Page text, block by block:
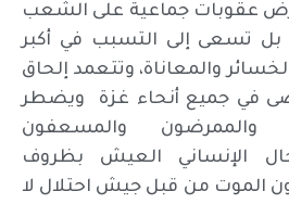
عقوبات جماعية على الشعب
تسعى إلى التسبب في أكبر
والمعاناة، وتتعمد إلحاق
في جميع أنحاء غزة ويضطر
والممرضون والمسعفون
الإنساني العيش بظروف
الموت من قبل جيش احتلال لا